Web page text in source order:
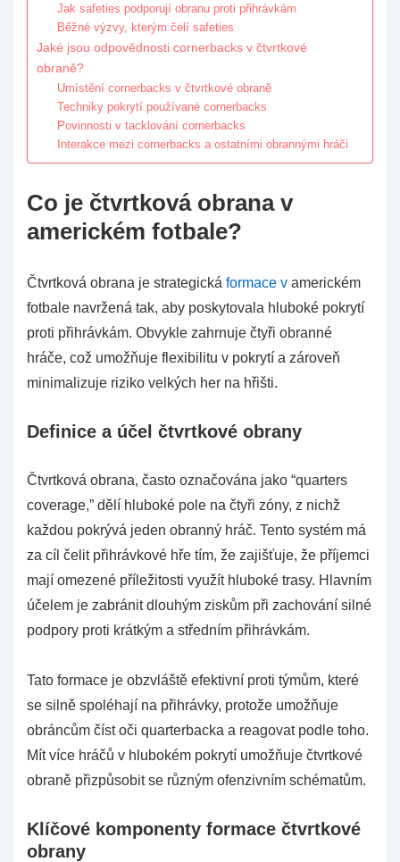
Jak safeties podporují obranu proti přihrávkám
Běžné výzvy, kterým čelí safeties
Jaké jsou odpovědnosti cornerbacks v čtvrtkové
obraně?
Umístění cornerbacks v čtvrtkové obraně
Techniky pokrytí používané cornerbacks
Povinnosti v tacklování cornerbacks
Interakce mezi cornerbacks a ostatními obrannými hráči
Co je čtvrtková obrana v
americkém fotbale?
Čtvrtková obrana je strategická formace v americkém
fotbale navržená tak, aby poskytovala hluboké pokrytí
proti přihrávkám. Obvykle zahrnuje čtyři obranné
hráče, což umožňuje flexibilitu v pokrytí a zároveň
minimalizuje riziko velkých her na hřišti.
Definice a účel čtvrtkové obrany
Čtvrtková obrana, často označována jako “quarters
coverage,” dělí hluboké pole na čtyři zóny, z nichž
každou pokrývá jeden obranný hráč. Tento systém má
za cíl čelit přihrávkové hře tím, že zajišťuje, že příjemci
mají omezené příležitosti využít hluboké trasy. Hlavním
účelem je zabránit dlouhým ziskům při zachování silné
podpory proti krátkým a středním přihrávkám.
Tato formace je obzvláště efektivní proti týmům, které
se silně spoléhají na přihrávky, protože umožňuje
obráncům číst oči quarterbacka a reagovat podle toho.
Mít více hráčů v hlubokém pokrytí umožňuje čtvrtkové
obraně přizpůsobit se různým ofenzivním schématům.
Klíčové komponenty formace čtvrtkové
obrany